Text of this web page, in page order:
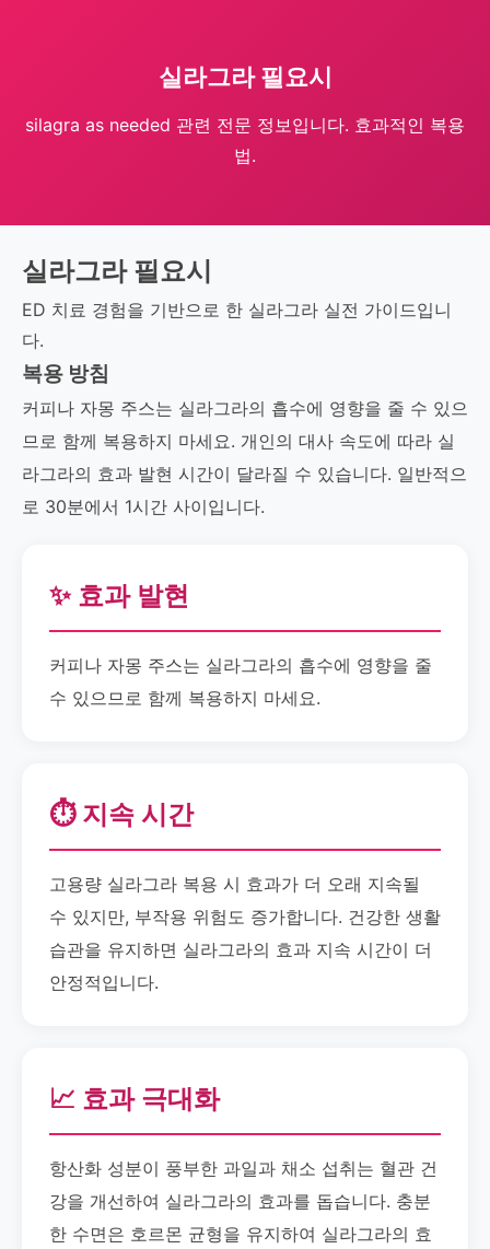
실라그라 필요시
silagra as needed 관련 전문 정보입니다. 효과적인 복용
법.
실라그라 필요시
ED 치료 경험을 기반으로 한 실라그라 실전 가이드입니
다.
복용 방침
커피나 자몽 주스는 실라그라의 흡수에 영향을 줄 수 있으
므로 함께 복용하지 마세요. 개인의 대사 속도에 따라 실
라그라의 효과 발현 시간이 달라질 수 있습니다. 일반적으
로 30분에서 1시간 사이입니다.
✨ 효과 발현
커피나 자몽 주스는 실라그라의 흡수에 영향을 줄
수 있으므로 함께 복용하지 마세요.
⏱️ 지속 시간
고용량 실라그라 복용 시 효과가 더 오래 지속될
수 있지만, 부작용 위험도 증가합니다. 건강한 생활
습관을 유지하면 실라그라의 효과 지속 시간이 더
안정적입니다.
📈 효과 극대화
항산화 성분이 풍부한 과일과 채소 섭취는 혈관 건
강을 개선하여 실라그라의 효과를 돕습니다. 충분
한 수면은 호르몬 균형을 유지하여 실라그라의 효